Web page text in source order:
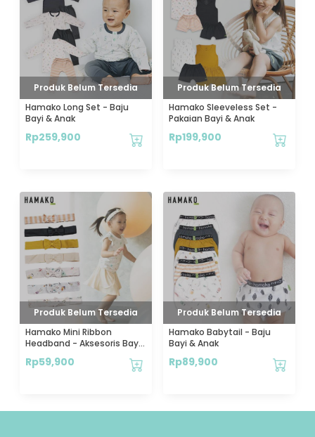
Produk Belum Tersedia
Hamako Long Set - Baju
Bayi & Anak
Rp259,900
Produk Belum Tersedia
Hamako Sleeveless Set -
Pakaian Bayi & Anak
Rp199,900
Produk Belum Tersedia
Hamako Mini Ribbon
Headband - Aksesoris Bayi
Rp59,900
Produk Belum Tersedia
Hamako Babytail - Baju
Bayi & Anak
Rp89,900